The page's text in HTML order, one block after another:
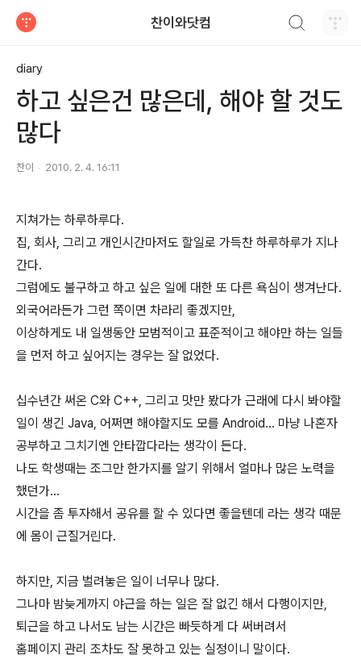
찬이와닷컴
diary
하고 싶은건 많은데, 해야 할 것도
많다
찬이 2010. 2. 4. 16:11
지쳐가는 하루하루다.
집, 회사, 그리고 개인시간마저도 할일로 가득찬 하루하루가 지나
간다.
그럼에도 불구하고 하고 싶은 일에 대한 또 다른 욕심이 생겨난다.
외국어라든가 그런 쪽이면 차라리 좋겠지만,
이상하게도 내 일생동안 모범적이고 표준적이고 해야만 하는 일들
을 먼저 하고 싶어지는 경우는 잘 없었다.
십수년간 써온 C와 C++, 그리고 맛만 봤다가 근래에 다시 봐야할
일이 생긴 Java, 어쩌면 해야할지도 모를 Android... 마냥 나혼자
공부하고 그치기엔 안타깝다라는 생각이 든다.
나도 학생때는 조그만 한가지를 알기 위해서 얼마나 많은 노력을
했던가...
시간을 좀 투자해서 공유를 할 수 있다면 좋을텐데 라는 생각 때문
에 몸이 근질거린다.
하지만, 지금 벌려놓은 일이 너무나 많다.
그나마 밤늦게까지 야근을 하는 일은 잘 없긴 해서 다행이지만,
퇴근을 하고 나서도 남는 시간은 빠듯하게 다 써버려서
홈페이지 관리 조차도 잘 못하고 있는 실정이니 말이다.